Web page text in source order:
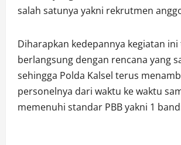
salah satunya yakni rekrutmen
Diharapkan kedepannya kegiatan
berlangsung dengan rencana yang
sehingga Polda Kalsel terus
personelnya dari waktu ke waktu
memenuhi standar PBB yakni 1